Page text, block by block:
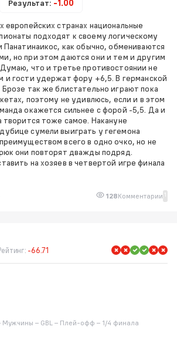
Результат: -1.00
европейских странах национальные
подходят к своему логическому
Панатинаикос, как обычно, обмениваются
но при этом даются они и тем и другим
что и третье противостоянии не
и гости удержат фору +6,5. В германской
так же блистательно играют пока
поэтому не удивлюсь, если и в этом
окажется сильнее с форой -5,5. Да и
творится тоже самое. Накануне
сумели выиграть у гегемона
всего в одно очко, но не
они повторят дважды подряд.
на хозяев в четвертой игре финала
128Комментарии 1
-66.71
Мужчины – GBL – Плей-офф – 1/4 финала